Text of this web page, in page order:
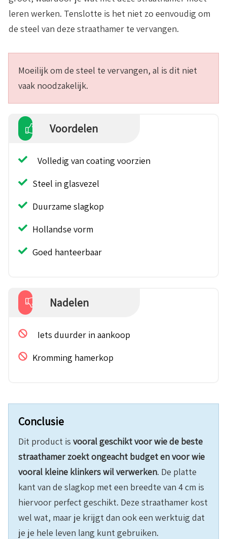
leren werken. Tenslotte is het niet zo eenvoudig om
de steel van deze straathamer te vervangen.
Moeilijk om de steel te vervangen, al is dit niet
vaak noodzakelijk.
Voordelen
Volledig van coating voorzien
Steel in glasvezel
Duurzame slagkop
Hollandse vorm
Goed hanteerbaar
Nadelen
Iets duurder in aankoop
Kromming hamerkop
Conclusie
Dit product is vooral geschikt voor wie de beste
straathamer zoekt ongeacht budget en voor wie
vooral kleine klinkers wil verwerken. De platte
kant van de slagkop met een breedte van 4 cm is
hiervoor perfect geschikt. Deze straathamer kost
wel wat, maar je krijgt dan ook een werktuig dat
je je hele leven lang kunt gebruiken.